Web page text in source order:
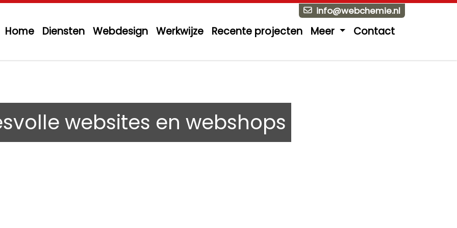
info@webchemie.nl
Home Diensten Webdesign Werkwijze Recente projecten Meer Contact
optimalisatie